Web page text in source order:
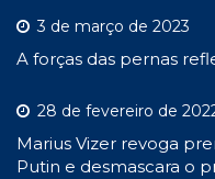
3 de março de 2023
A forças das pernas
28 de fevereiro de
Marius Vizer revoga
Putin e desmascara o